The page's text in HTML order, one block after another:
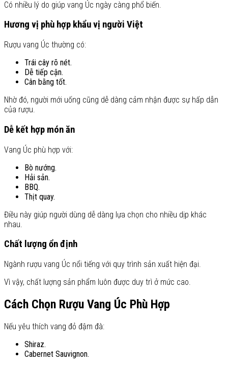
Có nhiều lý do giúp vang Úc ngày càng phổ biến.
Hương vị phù hợp khẩu vị người Việt
Rượu vang Úc thường có:
Trái cây rõ nét.
Dễ tiếp cận.
Cân bằng tốt.
Nhờ đó, người mới uống cũng dễ dàng cảm nhận được sự hấp dẫn
của rượu.
Dễ kết hợp món ăn
Vang Úc phù hợp với:
Bò nướng.
Hải sản.
BBQ.
Thịt quay.
Điều này giúp người dùng dễ dàng lựa chọn cho nhiều dịp khác
nhau.
Chất lượng ổn định
Ngành rượu vang Úc nổi tiếng với quy trình sản xuất hiện đại.
Vì vậy, chất lượng sản phẩm luôn được duy trì ở mức cao.
Cách Chọn Rượu Vang Úc Phù Hợp
Nếu yêu thích vang đỏ đậm đà:
Shiraz.
Cabernet Sauvignon.